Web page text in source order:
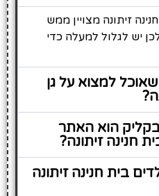
זיתונה מצויין ממש
יש לגלול למעלה כדי
למצוא על גן
הוא האתר
חנינה זיתונה?
בית חנינה זיתונה